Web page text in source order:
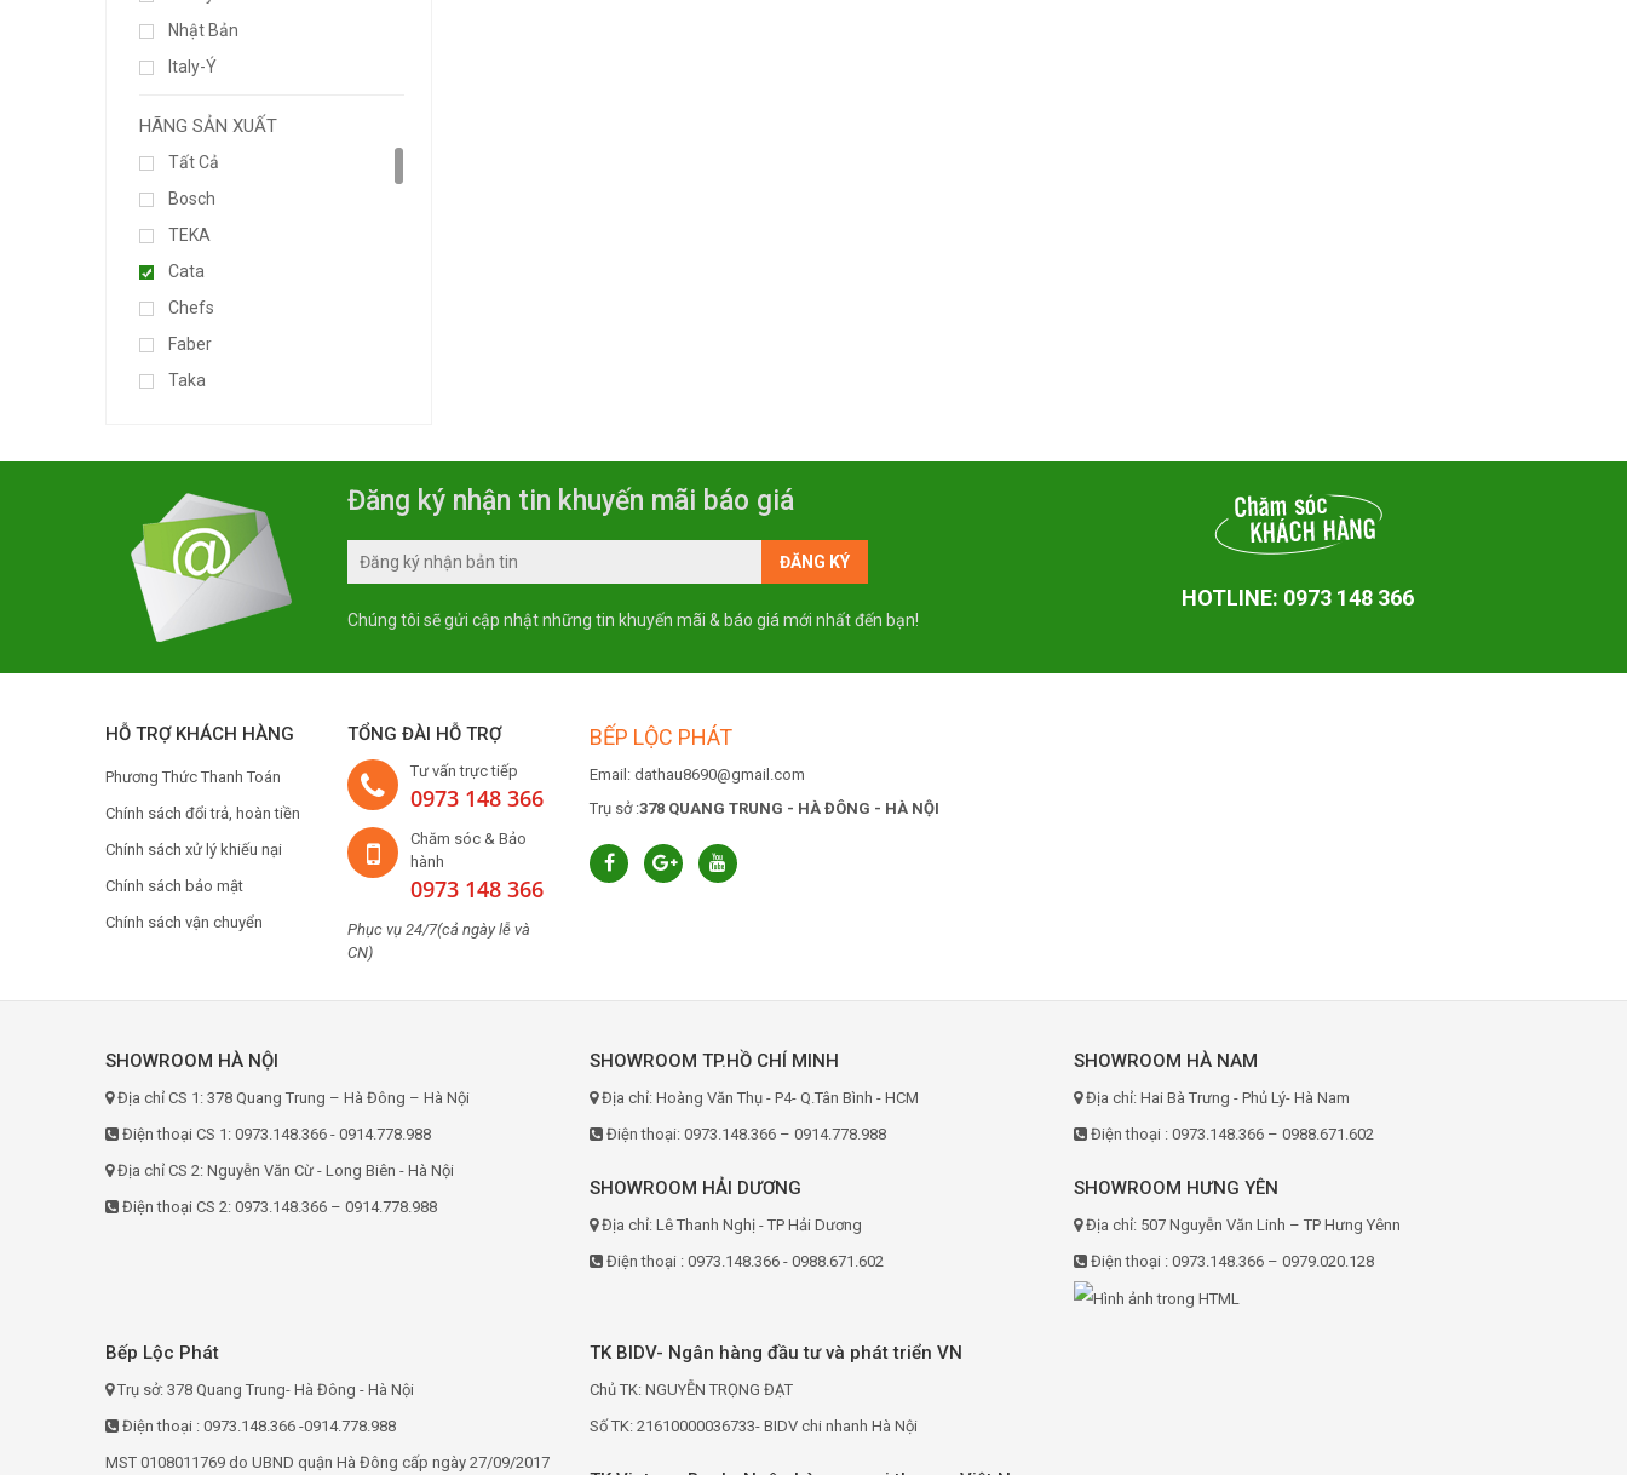
Nhật Bản
Italy-Ý
Chính Hãng
HÃNG SẢN XUẤT
Tất Cả
Bosch
TEKA
Cata
Chefs
Faber
Taka
Sunhouse
Arber
Malloca
Canzy
Siematic
Hafele
Abbaka
Latino
Giovani
FARO
Napoli
Kucy
Fotile
Malmo
Dmestik
Feuer
Pelly
Catino
Lorca
Uber
Fujioh
Đăng ký nhận tin khuyến mãi báo giá
Chúng tôi sẽ gửi cập nhật những tin khuyến mãi & báo giá mới nhất đến bạn!
HOTLINE: 0973 148 366
HỖ TRỢ KHÁCH HÀNG
Phương Thức Thanh Toán
Chính sách đổi trả, hoàn tiền
Chính sách xử lý khiếu nại
Chính sách bảo mật
Chính sách vận chuyển
TỔNG ĐÀI HỖ TRỢ
Tư vấn trực tiếp
0973 148 366
Chăm sóc & Bảo
hành
0973 148 366
Phục vụ 24/7(cả ngày lễ và
CN)
BẾP LỘC PHÁT
Email: dathau8690@gmail.com
Trụ sở :378 QUANG TRUNG - HÀ ĐÔNG - HÀ NỘI
SHOWROOM HÀ NỘI
Địa chỉ CS 1: 378 Quang Trung – Hà Đông – Hà Nội
Điện thoại CS 1: 0973.148.366 - 0914.778.988
Địa chỉ CS 2: Nguyễn Văn Cừ - Long Biên - Hà Nội
Điện thoại CS 2: 0973.148.366 – 0914.778.988
SHOWROOM TP.HỒ CHÍ MINH
Địa chỉ: Hoàng Văn Thụ - P4- Q.Tân Bình - HCM
Điện thoại: 0973.148.366 – 0914.778.988
SHOWROOM HÀ NAM
Địa chỉ: Hai Bà Trưng - Phủ Lý- Hà Nam
Điện thoại : 0973.148.366 – 0988.671.602
SHOWROOM HẢI DƯƠNG
Địa chỉ: Lê Thanh Nghị - TP Hải Dương
Điện thoại : 0973.148.366 - 0988.671.602
SHOWROOM HƯNG YÊN
Địa chỉ: 507 Nguyễn Văn Linh – TP Hưng Yênn
Điện thoại : 0973.148.366 – 0979.020.128
Bếp Lộc Phát
Trụ sở: 378 Quang Trung- Hà Đông - Hà Nội
Điện thoại : 0973.148.366 -0914.778.988
MST 0108011769 do UBND quận Hà Đông cấp ngày 27/09/2017
TK BIDV- Ngân hàng đầu tư và phát triển VN
Chủ TK: NGUYỄN TRỌNG ĐẠT
Số TK: 21610000036733- BIDV chi nhanh Hà Nội